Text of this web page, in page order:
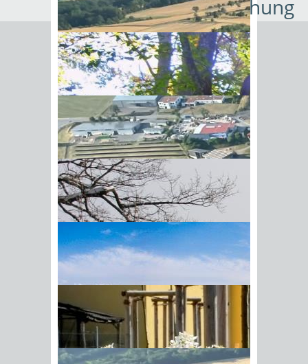
BIick vom Galgenberg auf
Hohenstadt
Sonnenschein am Morgen im
Ahornwald
Trinkwasserüberwachung
Leitungswasser hat in Deutschland
Trinkwasserqualität. Es kann
bedenkenlos getrunken oder für die
Zubereitung von Lebensmitteln
genutzt werden.
Hinweis: Wasser sollte vor dem
Trinken nicht mehr als etwa vier
Stunden in der Leitung „gestanden“
haben.Lassen Sie vor allem morgens
das Wasser etwas laufen, bis es
konstant kühl aus der Leitung kommt.
Außerdem sollten Sie für den Verzehr
und die Zubereitung von
Lebensmitteln Kaltwasser verwenden
und das Wasser bei Bedarf dann
Wasserkocher. Mögliche Einträge von
Stoffen aus dem Leitungsmaterial oder
eventuell vorhandener
Innenrohrbeschichtungen gehen vor
allem in das Warmwasser über.